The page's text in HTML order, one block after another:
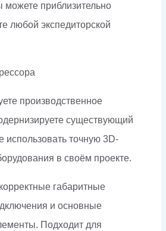
можете приблизительно
любой экспедиторской
производственное
существующий
использовать точную 3D-
в своём проекте.
габаритные
и основные
Подходит для